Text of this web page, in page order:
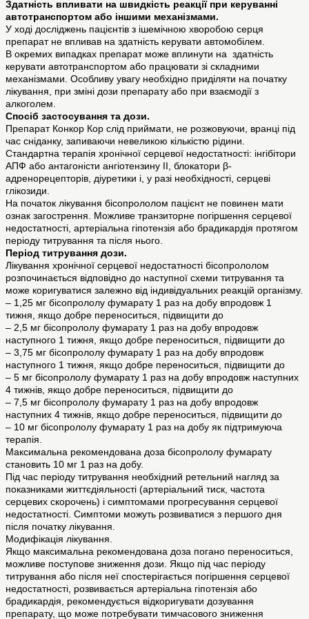
Здатність впливати на швидкість реакції при керуванні
автотранспортом або іншими механізмами.
У ході досліджень пацієнтів з ішемічною хворобою серця
препарат не впливав на здатність керувати автомобілем.
В окремих випадках препарат може вплинути на здатність
керувати автотранспортом або працювати зі складними
механізмами. Особливу увагу необхідно приділяти на початку
лікування, при зміні дози препарату або при взаємодії з
алкоголем.
Спосіб застосування та дози.
Препарат Конкор Кор слід приймати, не розжовуючи, вранці під
час сніданку, запиваючи невеликою кількістю рідини.
Стандартна терапія хронічної серцевої недостатності: інгібітори
АПФ або антагоністи ангіотензину ІІ, блокатори β-
адренорецепторів, діуретики і, у разі необхідності, серцеві
глікозиди.
На початок лікування бісопрололом пацієнт не повинен мати
ознак загострення. Можливе транзиторне погіршення серцевої
недостатності, артеріальна гіпотензія або брадикардія протягом
періоду титрування та після нього.
Період титрування дози.
Лікування хронічної серцевої недостатності бісопрололом
розпочинається відповідно до наступної схеми титрування та
може коригуватися залежно від індивідуальних реакцій організму.
– 1,25 мг бісопрололу фумарату 1 раз на добу впродовж 1
тижня, якщо добре переноситься, підвищити до
– 2,5 мг бісопрололу фумарату 1 раз на добу впродовж
наступного 1 тижня, якщо добре переноситься, підвищити до
– 3,75 мг бісопрололу фумарату 1 раз на добу впродовж
наступного 1 тижня, якщо добре переноситься, підвищити до
– 5 мг бісопрололу фумарату 1 раз на добу впродовж наступних
4 тижнів, якщо добре переноситься, підвищити до
– 7,5 мг бісопрололу фумарату 1 раз на добу впродовж
наступних 4 тижнів, якщо добре переноситься, підвищити до
– 10 мг бісопрололу фумарату 1 раз на добу як підтримуюча
терапія.
Максимальна рекомендована доза бісопрололу фумарату
становить 10 мг 1 раз на добу.
Під час періоду титрування необхідний ретельний нагляд за
показниками життєдіяльності (артеріальний тиск, частота
серцевих скорочень) і симптомами прогресування серцевої
недостатності. Симптоми можуть розвиватися з першого дня
після початку лікування.
Модифікація лікування.
Якщо максимальна рекомендована доза погано переноситься,
можливе поступове зниження дози. Якщо під час періоду
титрування або після неї спостерігається погіршення серцевої
недостатності, розвивається артеріальна гіпотензія або
брадикардія, рекомендується відкоригувати дозування
препарату, що може потребувати тимчасового зниження